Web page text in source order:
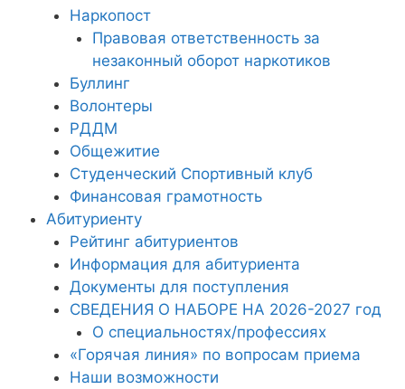
Наркопост
Правовая ответственность за
незаконный оборот наркотиков
Буллинг
Волонтеры
РДДМ
Общежитие
Студенческий Спортивный клуб
Финансовая грамотность
Абитуриенту
Рейтинг абитуриентов
Информация для абитуриента
Документы для поступления
СВЕДЕНИЯ О НАБОРЕ НА 2026-2027 год
О специальностях/профессиях
«Горячая линия» по вопросам приема
Наши возможности